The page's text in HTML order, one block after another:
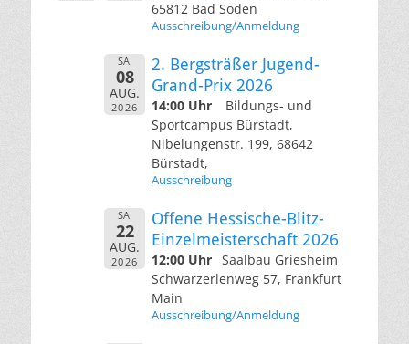
65812 Bad Soden
Ausschreibung/Anmeldung
SA.
08
AUG.
2026
2. Bergsträßer Jugend-
Grand-Prix 2026
14:00 Uhr
Bildungs- und
Sportcampus Bürstadt,
Nibelungenstr. 199, 68642
Bürstadt,
Ausschreibung
SA.
22
AUG.
2026
Offene Hessische-Blitz-
Einzelmeisterschaft 2026
12:00 Uhr Saalbau Griesheim
Schwarzerlenweg 57, Frankfurt
Main
Ausschreibung/Anmeldung